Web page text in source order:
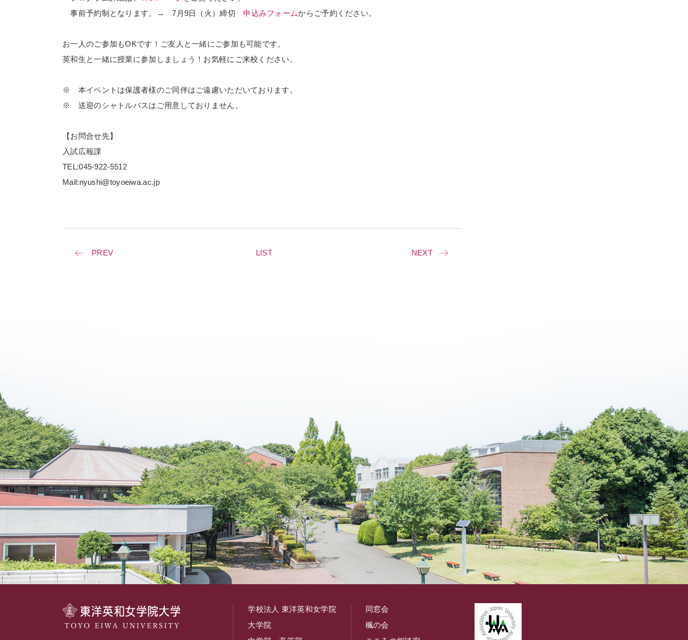
事前予約制となります。→ 7月9日（火）締切 申込みフォームからご予約ください。
お一人のご参加もOKです！ご友人と一緒にご参加も可能です。
英和生と一緒に授業に参加しましょう！お気軽にご来校ください。
※ 本イベントは保護者様のご同伴はご遠慮いただいております。
※ 送迎のシャトルバスはご用意しておりません。
【お問合せ先】
入試広報課
TEL:045-922-5512
Mail:nyushi@toyoeiwa.ac.jp
PREV LIST NEXT
学校法人 東洋英和女学院
大学院
同窓会
楓の会